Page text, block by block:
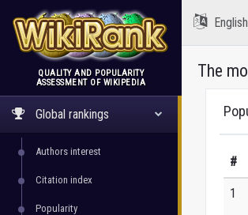
WikiRank
QUALITY AND POPULARITY
ASSESSMENT OF WIKIPEDIA
Global rankings
Authors interest
Citation index
Popularity
English
The
#
1